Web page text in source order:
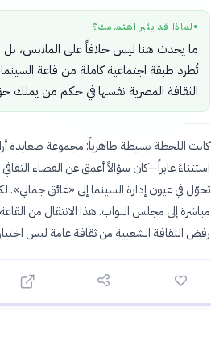
● لماذا قد يثير اهتمامك؟
ما يحدث هنا ليس خلافاً على الملابس،
تُطرد طبقة اجتماعية كاملة من قاعة
الثقافة المصرية نفسها في حكم من يملك
كانت اللحظة بسيطة ظاهرياً: مجموعة صعايدة
استثناءً عابراً—كان سؤالاً أعمق عن الفضاء
تحوّل في عيون إدارة السينما إلى «عائق
مباشرة إلى مجلس النواب. هذا الانتقال من القاعة
رفض الثقافة الشعبية من ثقافة عامة ليس